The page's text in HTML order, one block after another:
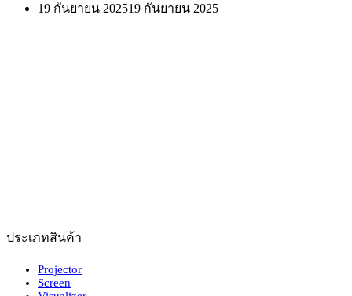
19 กันยายน 202519 กันยายน 2025
ประเภทสินค้า
Projector
Screen